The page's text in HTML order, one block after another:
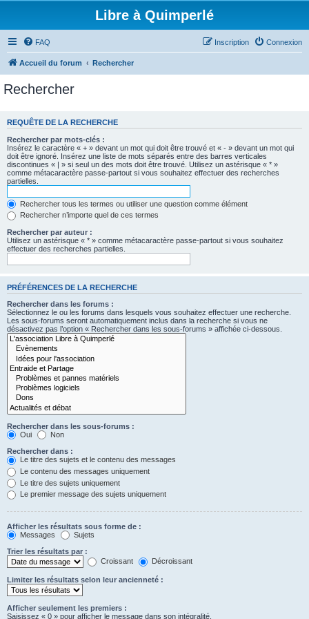
Libre à Quimperlé
FAQ Connexion
Inscription
Accueil du forum Rechercher
Rechercher
REQUÊTE DE LA RECHERCHE
Rechercher par mots-clés :
Insérez le caractère « + » devant un mot qui doit être trouvé et « - » devant un mot qui
doit être ignoré. Insérez une liste de mots séparés entre des barres verticales
discontinues « | » si seul un des mots doit être trouvé. Utilisez un astérisque « * »
comme métacaractère passe-partout si vous souhaitez effectuer des recherches
partielles.
Rechercher tous les termes ou utiliser une question comme élément
Rechercher n’importe quel de ces termes
Rechercher par auteur :
Utilisez un astérisque « * » comme métacaractère passe-partout si vous souhaitez
effectuer des recherches partielles.
PRÉFÉRENCES DE LA RECHERCHE
Rechercher dans les forums :
Sélectionnez le ou les forums dans lesquels vous souhaitez effectuer une recherche.
Les sous-forums seront automatiquement inclus dans la recherche si vous ne
désactivez pas l’option « Rechercher dans les sous-forums » affichée ci-dessous.
Rechercher dans les sous-forums :
Oui
Non
Rechercher dans :
Le titre des sujets et le contenu des messages
Le contenu des messages uniquement
Le titre des sujets uniquement
Le premier message des sujets uniquement
Afficher les résultats sous forme de :
Messages
Sujets
Trier les résultats par :
Croissant
Décroissant
Limiter les résultats selon leur ancienneté :
Afficher seulement les premiers :
Saisissez « 0 » pour afficher le message dans son intégralité.